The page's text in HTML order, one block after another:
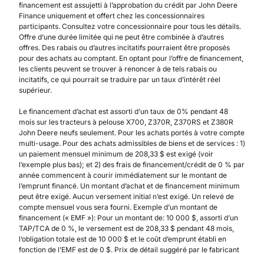
financement est assujetti à l’approbation du crédit par John Deere
Finance uniquement et offert chez les concessionnaires
participants. Consultez votre concessionnaire pour tous les détails.
Offre d’une durée limitée qui ne peut être combinée à d’autres
offres. Des rabais ou d’autres incitatifs pourraient être proposés
pour des achats au comptant. En optant pour l’offre de financement,
les clients peuvent se trouver à renoncer à de tels rabais ou
incitatifs, ce qui pourrait se traduire par un taux d’intérêt réel
supérieur.
Le financement d’achat est assorti d’un taux de 0% pendant 48
mois sur les tracteurs à pelouse X700, Z370R, Z370RS et Z380R
John Deere neufs seulement. Pour les achats portés à votre compte
multi-usage. Pour des achats admissibles de biens et de services : 1)
un paiement mensuel minimum de 208,33 $ est exigé (voir
l’exemple plus bas); et 2) des frais de financement/crédit de 0 % par
année commencent à courir immédiatement sur le montant de
l’emprunt financé. Un montant d’achat et de financement minimum
peut être exigé. Aucun versement initial n’est exigé. Un relevé de
compte mensuel vous sera fourni. Exemple d’un montant de
financement (« EMF »): Pour un montant de: 10 000 $, assorti d’un
TAP/TCA de 0 %, le versement est de 208,33 $ pendant 48 mois,
l’obligation totale est de 10 000 $ et le coût d’emprunt établi en
fonction de l’EMF est de 0 $. Prix de détail suggéré par le fabricant